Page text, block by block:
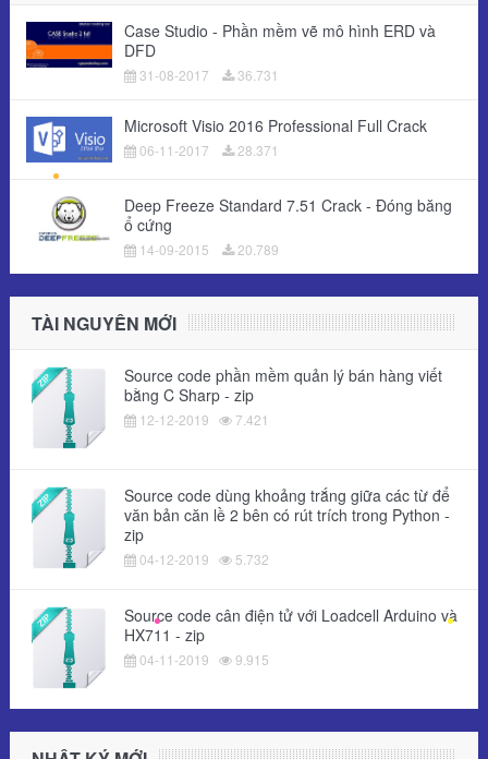
Case Studio - Phần mềm vẽ mô hình ERD và
DFD
31-08-2017 36.731
Microsoft Visio 2016 Professional Full Crack
06-11-2017 28.371
Deep Freeze Standard 7.51 Crack - Đóng băng
ổ cứng
14-09-2015 20.789
TÀI NGUYÊN MỚI
Source code phần mềm quản lý bán hàng viết
bằng C Sharp - zip
12-12-2019 7.421
Source code dùng khoảng trắng giữa các từ để
văn bản căn lề 2 bên có rút trích trong Python -
zip
04-12-2019 5.732
Source code cân điện tử với Loadcell Arduino và
HX711 - zip
04-11-2019 9.915